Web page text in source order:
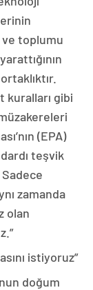
ve toplumu
kuralları gibi
(EPA)
teşvik
zamanda
olan
istiyoruz”
doğum